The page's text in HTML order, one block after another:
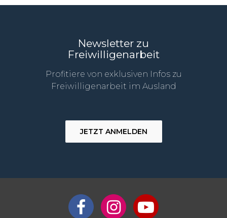
Newsletter zu
Freiwilligenarbeit
Profitiere von exklusiven Infos zu
Freiwilligenarbeit im Ausland
JETZT ANMELDEN